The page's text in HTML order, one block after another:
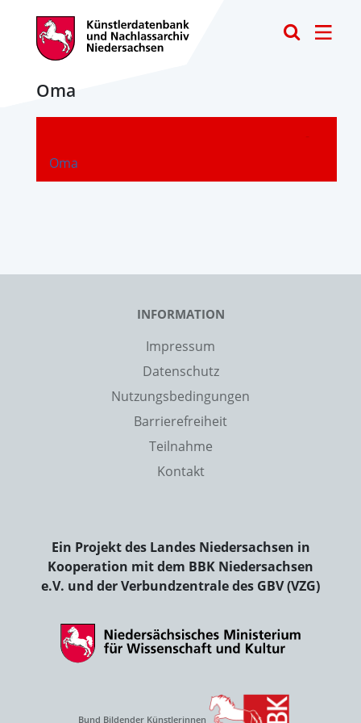
Oma
Oma
-
INFORMATION
Impressum
Datenschutz
Nutzungsbedingungen
Barrierefreiheit
Teilnahme
Kontakt
Ein Projekt des Landes Niedersachsen in
Kooperation mit dem BBK Niedersachsen
e.V. und der Verbundzentrale des GBV (VZG)
Bund Bildender Künstlerinnen